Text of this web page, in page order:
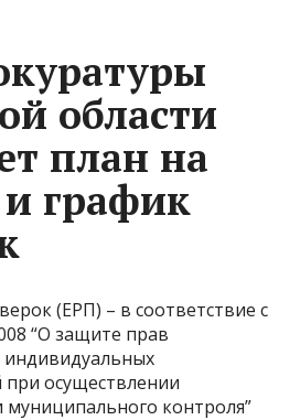
области
план на
и график
(ЕРП) – в соответствие с
“О защите прав
осуществлении
муниципального контроля”